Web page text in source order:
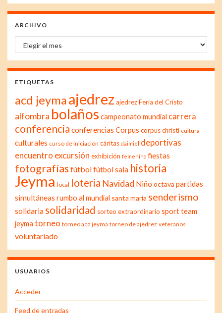
ARCHIVO
Archivo
ETIQUETAS
acd jeymaajedrez ajedrez Feria del Cristo
alfombra bolaños campeonato mundial carrera
conferencia conferencias Corpus corpus christi cultura
culturales curso de iniciación cáritas daimiel deportivas
encuentro excursión exhibición femenino fiestas
fotografías fútbolfútbol sala historia
Jeyma local loteria Navidad Niño octava partidas
simultáneas rumbo al mundial santa maría senderismo
solidariasolidaridad sorteo extraordinario sport team
jeyma torneo torneo acd jeyma torneo de ajedrez veteranos
voluntariado
USUARIOS
Acceder
Feed de entradas